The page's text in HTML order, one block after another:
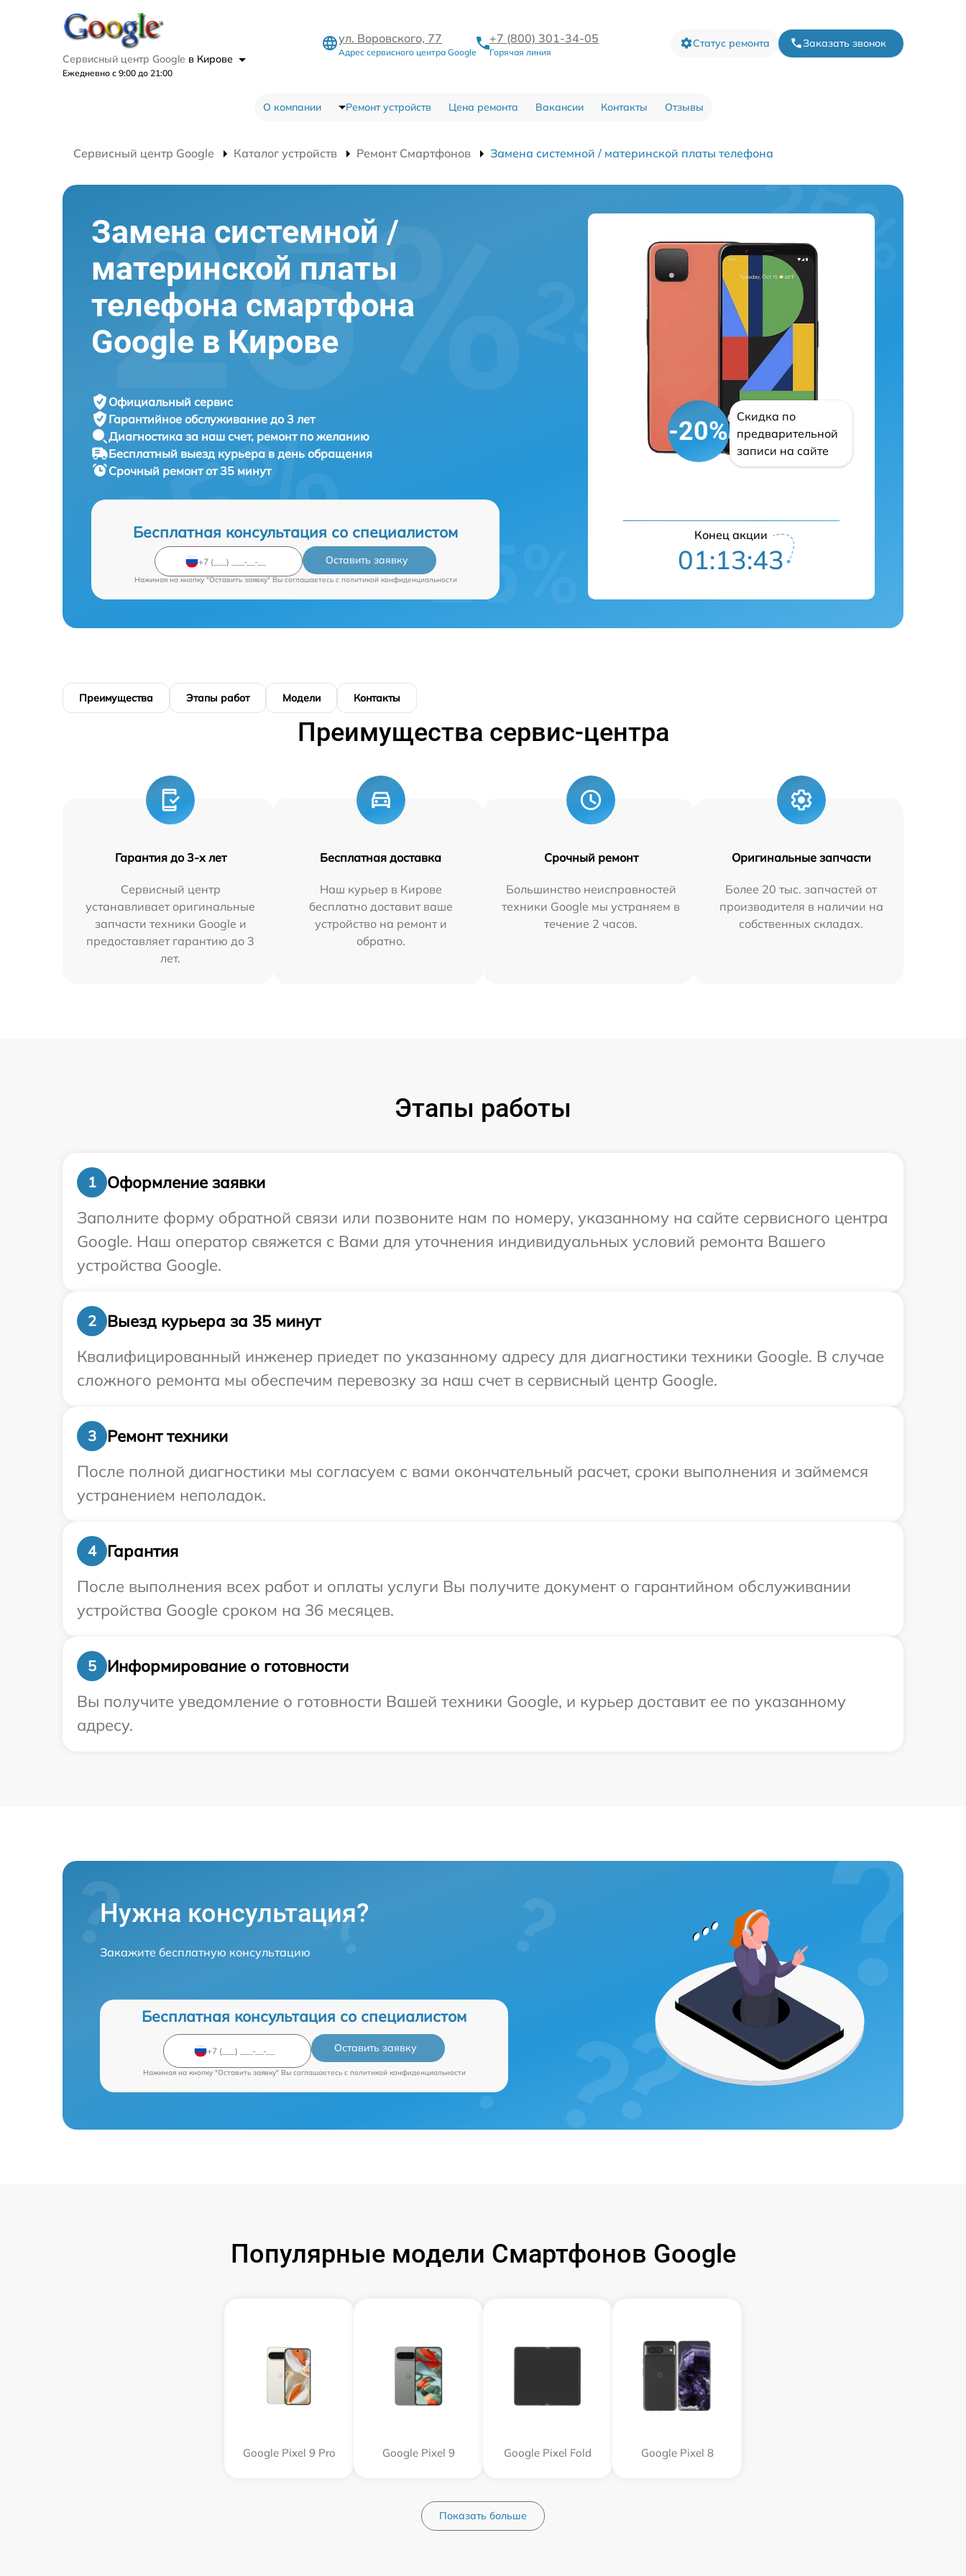
Сервисный центр Google в Кирове
Ежедневно с 9:00 до 21:00
ул. Воровского, 77
Адрес сервисного центра Google
+7 (800) 301-34-05
Горячая линия
Статус ремонта Заказать звонок
О компании Ремонт устройств Цена ремонта Вакансии Контакты Отзывы
Сервисный центр Google Каталог устройств Ремонт Смартфонов Замена системной / материнской платы телефона
Замена системной /
материнской платы
телефона смартфона
Google в Кирове
Официальный сервис
Гарантийное обслуживание до 3 лет
Диагностика за наш счет, ремонт по желанию
Бесплатный выезд курьера в день обращения
Срочный ремонтот 35 минут
Бесплатная консультация со специалистом
Оставить заявку
Нажимая на кнопку "Оставить заявку" Вы соглашаетесь c политикой конфиденциальности
-20%
Скидка по
предварительной
записи на сайте
Конец акции
01:13:42
Преимущества Этапы работ Модели Контакты
Преимущества сервис-центра
Гарантия до 3-х лет
Сервисный центр
устанавливает оригинальные
запчасти техники Google и
предоставляет гарантию до 3
лет.
Бесплатная доставка
Наш курьер в Кирове
бесплатно доставит ваше
устройство на ремонт и
обратно.
Срочный ремонт
Большинство неисправностей
техники Google мы устраняем в
течение 2 часов.
Оригинальные запчасти
Более 20 тыс. запчастей от
производителя в наличии на
собственных складах.
Этапы работы
1
Оформление заявки
Заполните форму обратной связи или позвоните нам по номеру, указанному на сайте сервисного центра
Google. Наш оператор свяжется с Вами для уточнения индивидуальных условий ремонта Вашего
устройства Google.
2
Выезд курьера за 35 минут
Квалифицированный инженер приедет по указанному адресу для диагностики техники Google. В случае
сложного ремонта мы обеспечим перевозку за наш счет в сервисный центр Google.
3
Ремонт техники
После полной диагностики мы согласуем с вами окончательный расчет, сроки выполнения и займемся
устранением неполадок.
4
Гарантия
После выполнения всех работ и оплаты услуги Вы получите документ о гарантийном обслуживании
устройства Google сроком на 36 месяцев.
5
Информирование о готовности
Вы получите уведомление о готовности Вашей техники Google, и курьер доставит ее по указанному
адресу.
Нужна консультация?
Закажите бесплатную консультацию
Бесплатная консультация со специалистом
Оставить заявку
Нажимая на кнопку "Оставить заявку" Вы соглашаетесь c политикой конфиденциальности
Популярные модели Смартфонов Google
Google Pixel 9 Pro Google Pixel 9 Google Pixel Fold Google Pixel 8
Показать больше